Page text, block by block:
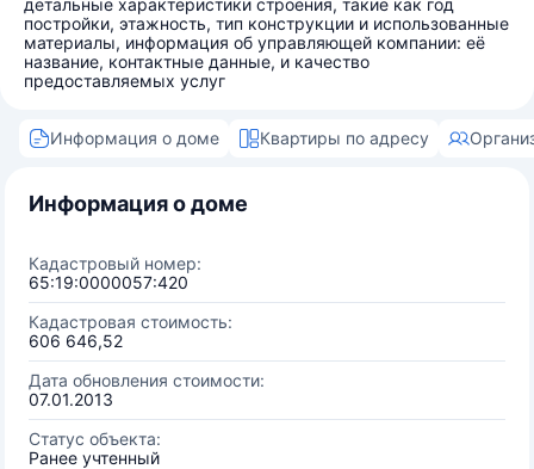
детальные характеристики строения, такие как год
постройки, этажность, тип конструкции и использованные
материалы, информация об управляющей компании: её
название, контактные данные, и качество
предоставляемых услуг
Информация о доме Квартиры по адресу
Информация о доме
Кадастровый номер:
65:19:0000057:420
Кадастровая стоимость:
606 646,52
Дата обновления стоимости:
07.01.2013
Статус объекта:
Ранее учтенный